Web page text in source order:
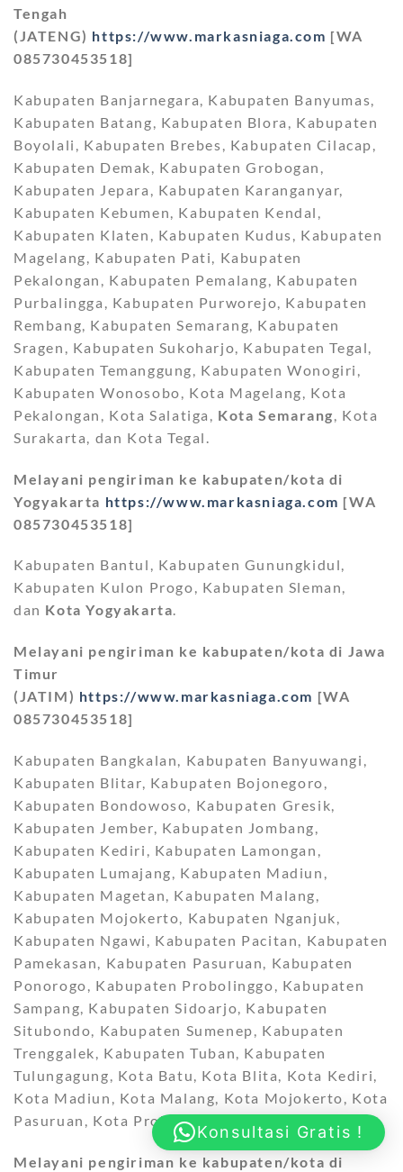
Tengah
(JATENG) https://www.markasniaga.com [WA
085730453518]
Kabupaten Banjarnegara, Kabupaten Banyumas,
Kabupaten Batang, Kabupaten Blora, Kabupaten
Boyolali, Kabupaten Brebes, Kabupaten Cilacap,
Kabupaten Demak, Kabupaten Grobogan,
Kabupaten Jepara, Kabupaten Karanganyar,
Kabupaten Kebumen, Kabupaten Kendal,
Kabupaten Klaten, Kabupaten Kudus, Kabupaten
Magelang, Kabupaten Pati, Kabupaten
Pekalongan, Kabupaten Pemalang, Kabupaten
Purbalingga, Kabupaten Purworejo, Kabupaten
Rembang, Kabupaten Semarang, Kabupaten
Sragen, Kabupaten Sukoharjo, Kabupaten Tegal,
Kabupaten Temanggung, Kabupaten Wonogiri,
Kabupaten Wonosobo, Kota Magelang, Kota
Pekalongan, Kota Salatiga, Kota Semarang
, Kota
Surakarta, dan Kota Tegal.
Melayani pengiriman ke kabupaten/kota di
Yogyakarta https://www.markasniaga.com [WA
085730453518]
Kabupaten Bantul, Kabupaten Gunungkidul,
Kabupaten Kulon Progo, Kabupaten Sleman,
dan Kota Yogyakarta.
Melayani pengiriman ke kabupaten/kota di Jawa
Timur
(JATIM) https://www.markasniaga.com [WA
085730453518]
Kabupaten Bangkalan, Kabupaten Banyuwangi,
Kabupaten Blitar, Kabupaten Bojonegoro,
Kabupaten Bondowoso, Kabupaten Gresik,
Kabupaten Jember, Kabupaten Jombang,
Kabupaten Kediri, Kabupaten Lamongan,
Kabupaten Lumajang, Kabupaten Madiun,
Kabupaten Magetan, Kabupaten Malang,
Kabupaten Mojokerto, Kabupaten Nganjuk,
Kabupaten Ngawi, Kabupaten Pacitan, Kabupaten
Pamekasan, Kabupaten Pasuruan, Kabupaten
Ponorogo, Kabupaten Probolinggo, Kabupaten
Sampang, Kabupaten Sidoarjo, Kabupaten
Situbondo, Kabupaten Sumenep, Kabupaten
Trenggalek, Kabupaten Tuban, Kabupaten
Tulungagung, Kota Batu, Kota Blita, Kota Kediri,
Kota Madiun, Kota Malang, Kota Mojokerto, Kota
Pasuruan, Kota Probolinggo, danKota Surabaya.
Melayani pengiriman ke kabupaten/kota di
Konsultasi Gratis !